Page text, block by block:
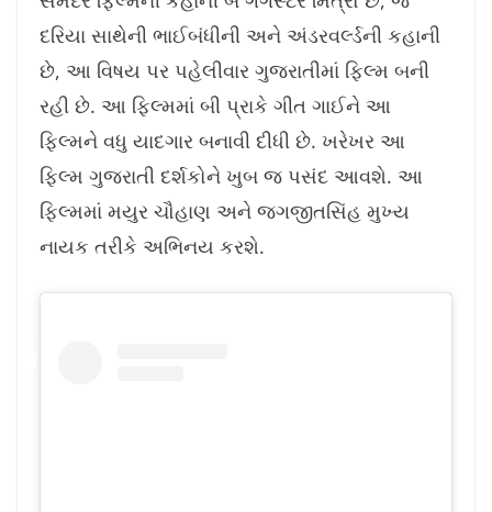
દરિયા સાથેની ભાઈબંધીની અને અંડરવર્લ્ડની કહાની
છે, આ વિષય પર પહેલીવાર ગુજરાતીમાં ફિલ્મ બની
રહી છે. આ ફિલ્મમાં બી પ્રાકે ગીત ગાઈને આ
ફિલ્મને વધુ યાદગાર બનાવી દીધી છે. ખરેખર આ
ફિલ્મ ગુજરાતી દર્શકોને ખુબ જ પસંદ આવશે. આ
ફિલ્મમાં મયુર ચૌહાણ અને જગજીતસિંહ મુખ્ય
નાયક તરીકે અભિનય કરશે.